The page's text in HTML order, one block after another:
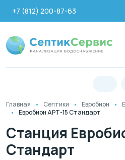
+7 (812) 200-87-63
Главная Септики Евробион
Евробион АРТ-15 Стандарт
Станция
Стандарт